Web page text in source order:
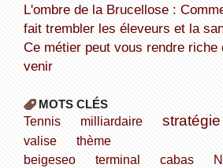
L'ombre de la Brucellose : Comment une bactérie
fait trembler les éleveurs et la
Ce métier peut vous rendre riche dans les années à
venir
MOTS CLÉS
Tennis milliardaire stratégie
valise
thème
beigeseo
terminal cabas